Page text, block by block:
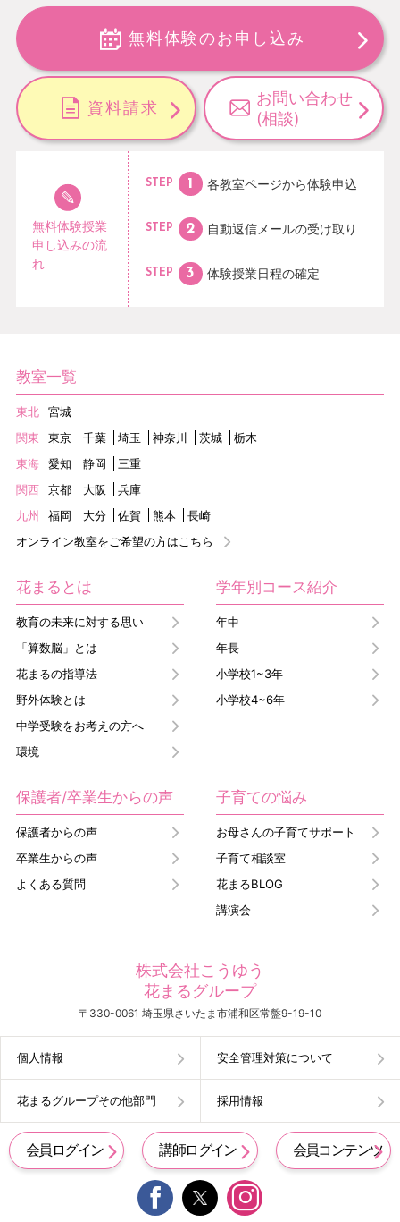
無料体験のお申し込み
資料請求
お問い合わせ
(相談)
無料体験授業
申し込みの流
れ
STEP 各教室ページから体験申込
STEP 自動返信メールの受け取り
STEP 体験授業日程の確定
教室一覧
東北
宮城
関東
東京 千葉 埼玉 神奈川 茨城
栃木
東海
愛知 静岡
三重
関西
京都 大阪
兵庫
九州
福岡 大分 佐賀 熊本
長崎
オンライン教室をご希望の方はこちら
花まるとは
教育の未来に対する思い
「算数脳」とは
花まるの指導法
野外体験とは
中学受験をお考えの方へ
環境
学年別コース紹介
年中
年長
小学校1~3年
小学校4~6年
保護者/卒業生からの声
保護者からの声
卒業生からの声
よくある質問
子育ての悩み
お母さんの子育てサポート
子育て相談室
花まるBLOG
講演会
株式会社こうゆう
花まるグループ
〒330-0061 埼玉県さいたま市浦和区常盤9-19-10
個人情報 安全管理対策について
花まるグループその他部門 採用情報
会員ログイン 講師ログイン 会員コンテンツ
 